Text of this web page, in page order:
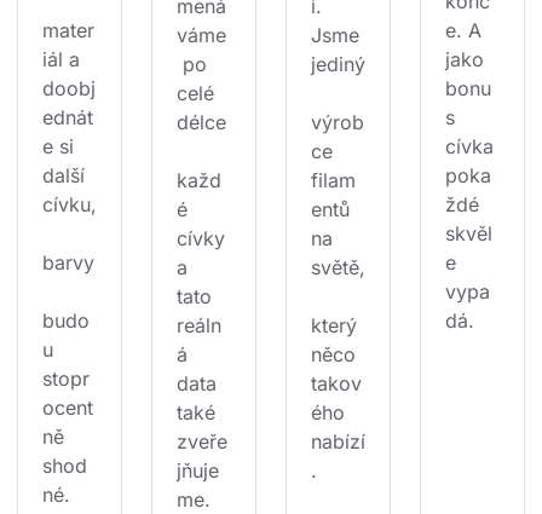
mater
iál a
doobj
ednát
e si
další
cívku,
barvy
budo
u
stopr
ocent
ně
shod
né.
mená
váme
po
celé
délce
každ
é
cívky
a
tato
reáln
á
data
také
zveře
jňuje
me.
i.
Jsme
jediný
výrob
ce
filam
entů
na
světě,
který
něco
takov
ého
nabízí
.
e. A
jako
bonu
s
cívka
poka
ždé
skvěl
e
vypa
dá.